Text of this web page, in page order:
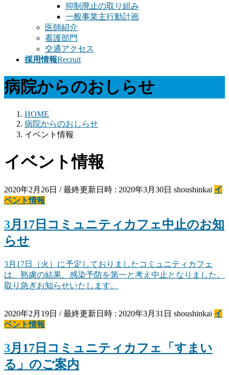
抑制廃止の取り組み
一般事業主行動計画
医師紹介
看護部門
交通アクセス
採用情報Recruit
病院からのおしらせ
HOME
病院からのおしらせ
イベント情報
イベント情報
2020年2月26日 / 最終更新日時 : 2020年3月30日 shoushinkai イ
ベント情報
3月17日コミュニティカフェ中止のお知
らせ
3月17日（火）に予定しておりましたコミュニティカフェ
は、熟慮の結果、感染予防を第一と考え中止となりました。
取り急ぎお知らせいたします。
2020年2月19日 / 最終更新日時 : 2020年3月31日 shoushinkai イ
ベント情報
3月17日コミュニティカフェ「すまい
る」のご案内